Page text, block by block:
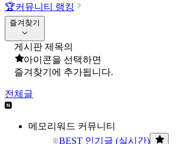
🏆커뮤니티 랭킹
즐겨찾기
게시판 제목의
아이콘을 선택하면
즐겨찾기에 추가됩니다.
전체글
메모리워드 커뮤니티
BEST 인기글 (실시간)